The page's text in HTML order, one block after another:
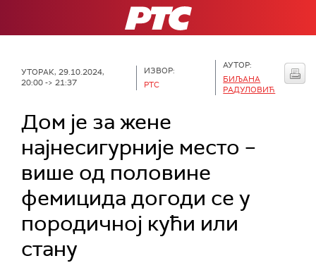
РТС
УТОРАК, 29.10.2024,
20:00 -> 21:37
ИЗВОР:
РТС
АУТОР:
БИЉАНА
РАДУЛОВИЋ
Дом је за жене
најнесигурније место –
више од половине
фемицида догоди се у
породичној кући или
стану